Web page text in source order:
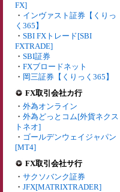
FX]
・ インヴァスト証券【くりっ
く365】
・ SBI FXトレード[SBI
FXTRADE]
・ SBI証券
・ FXブロードネット
・ 岡三証券【くりっく365】
FX取引会社カ行
・ 外為オンライン
・ 外為どっとコム[外貨ネクス
トネオ]
・ ゴールデンウェイジャパン
[MT4]
FX取引会社サ行
・ サクソバンク証券
・ JFX[MATRIXTRADER]